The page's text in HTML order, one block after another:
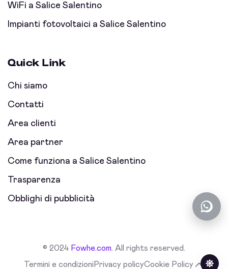
WiFi a Salice Salentino
Impianti fotovoltaici a Salice Salentino
Quick Link
Chi siamo
Contatti
Area clienti
Area partner
Come funziona a Salice Salentino
Trasparenza
Obblighi di pubblicità
© 2024 Fowhe.com. All rights reserved.
Termini e condizioni Privacy policyCookie Policy